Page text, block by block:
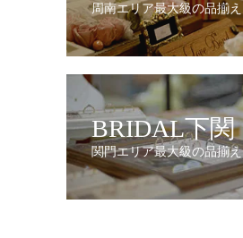
周南エリア最大級の品揃え
BRIDAL下関
関門エリア最大級の品揃え